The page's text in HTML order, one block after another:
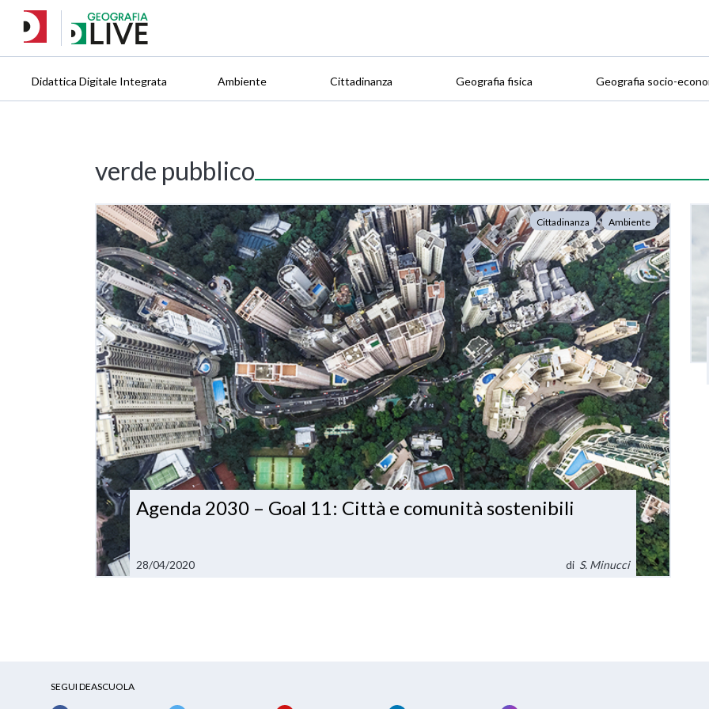
Didattica Digitale Integrata Ambiente Cittadinanza Geografia fisica Geografia socio-
verde pubblico
Cittadinanza Ambiente
Agenda 2030 – Goal 11: Città e comunità sostenibili
28/04/2020 di S. Minucci
SEGUI DEASCUOLA